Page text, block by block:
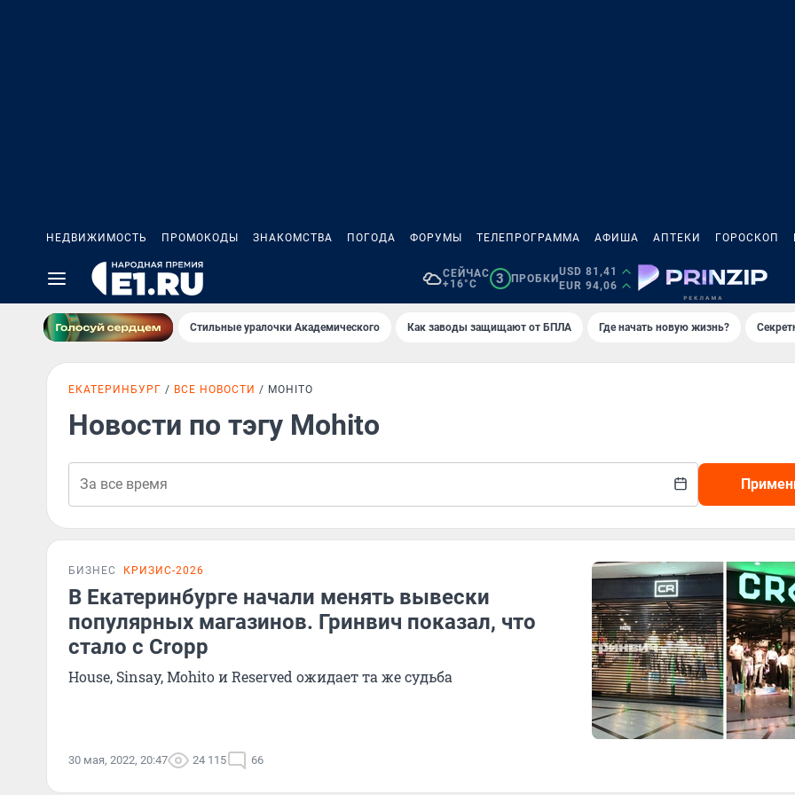
НЕДВИЖИМОСТЬ ПРОМОКОДЫ ЗНАКОМСТВА ПОГОДА ФОРУМЫ ТЕЛЕПРОГРАММА АФИША АПТЕКИ ГОРОСКОП
СЕЙЧАС
+16°C
3 ПРОБКИ
USD 81,41
EUR 94,06
Стильные уралочки Академического Как заводы защищают от БПЛА Где начать новую жизнь?
ЕКАТЕРИНБУРГ ВСЕ НОВОСТИ MOHITO
Новости по тэгу Mohito
БИЗНЕС КРИЗИС-2026
В Екатеринбурге начали менять вывески
популярных магазинов. Гринвич показал, что
стало с Cropp
House, Sinsay, Mohito и Reserved ожидает та же судьба
30 мая, 2022, 20:47 24 115 66